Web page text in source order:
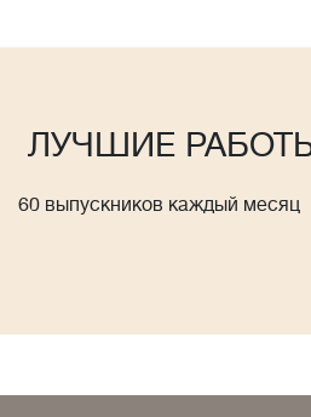
ЛУЧШИЕ
60 выпускников каждый месяц